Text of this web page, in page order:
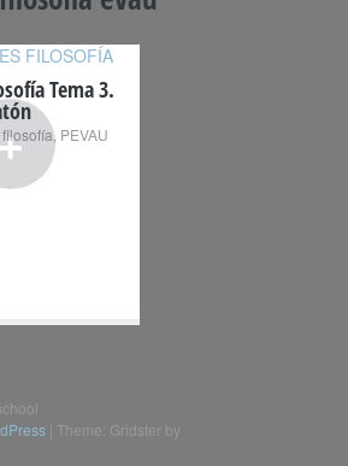
Tema 3.
, PEVAU
Theme: Gridster by